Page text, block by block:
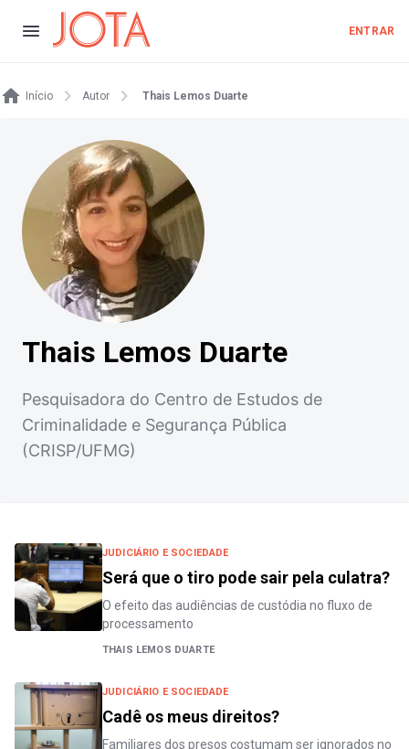
ENTRAR
Início Autor Thais Lemos Duarte
Thais Lemos Duarte
Pesquisadora do Centro de Estudos de
Criminalidade e Segurança Pública
(CRISP/UFMG)
JUDICIÁRIO E SOCIEDADE
Será que o tiro pode sair pela culatra?
O efeito das audiências de custódia no fluxo de
processamento
THAIS LEMOS DUARTE
JUDICIÁRIO E SOCIEDADE
Cadê os meus direitos?
Familiares dos presos costumam ser ignorados no